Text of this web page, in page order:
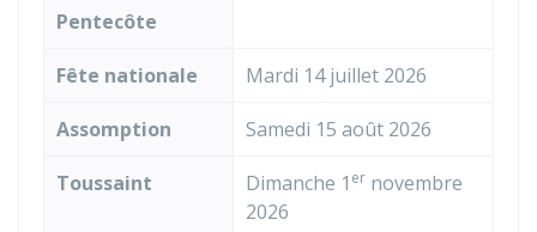
Pentecôte
Fête nationale Mardi 14 juillet 2026
Assomption Samedi 15 août 2026
Toussaint Dimanche 1 er novembre
2026